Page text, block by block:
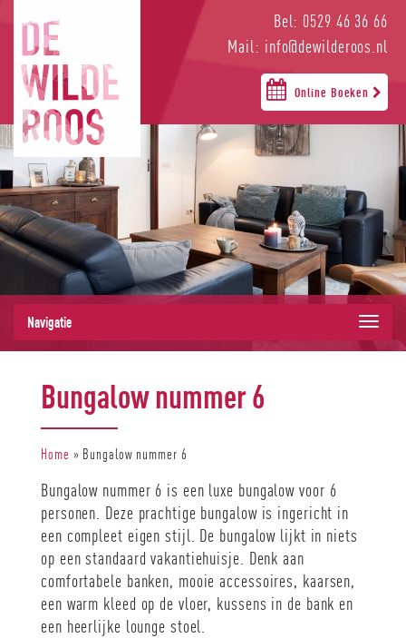
Bel: 0529 46 36 66
Mail: info@dewilderoos.nl
Online Boeken
Navigatie
Bungalow nummer 6
Home » Bungalow nummer 6
Bungalow nummer 6 is een luxe bungalow voor 6
personen. Deze prachtige bungalow is ingericht in
een compleet eigen stijl. De bungalow lijkt in niets
op een standaard vakantiehuisje. Denk aan
comfortabele banken, mooie accessoires, kaarsen,
een warm kleed op de vloer, kussens in de bank en
een heerlijke lounge stoel.